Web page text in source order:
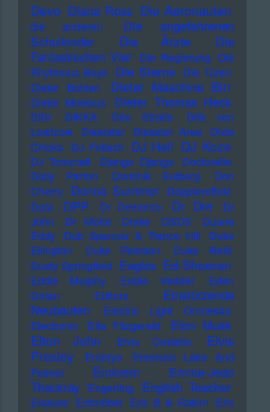
Devo Diana Ross Die Aeronauten
die anderen
Die angefahrenen
Schulkinder
Die Ärzte
Die
Fantastischen Vier Die Regierung Die
Rhythmus Boys Die Sterne Die Türen
Dieter Bohlen
Dieter Maschine Birr
Dieter Moebius Dieter Thomas Heck
DiIV DIKKA Dire Straits
Dirk von
Lowtzow
Disarstar Disaster Area
Dixie
Chicks DJ Fetisch DJ Hell DJ Koze
DJ Tomcraft Django Django
Doctorella
Dolly Parton
Dominik Eulberg
Don
Cherry Donna Summer Dopplereffekt
Dota
DPP Dr Demento Dr Dre
Dr
John
Dr Motte Drake DSDS
Duane
Eddy
Dub Spencer & Trance Hill
Duke
Ellington
Duke Pearson
Duke Reid
Dusty Springfield Eagles Ed Sheeran
Eddie Murphy Eddie Vedder
Eden
Golan
Editors
Einstürzende
Neubauten
Electric Light Orchestra
Electronic
Ella Fitzgerald Elon Musk
Elton John Elvis Costello
Elvis
Presley
Embryo
Emerson Lake And
Palmer
Eminem
Emma-Jean
Thackray
Engerling English Teacher
Erasure Erdmöbel Eric B & Rakim Eric